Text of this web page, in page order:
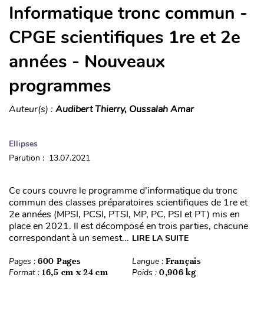
Informatique tronc commun -
CPGE scientifiques 1re et 2e
années - Nouveaux
programmes
Auteur(s) : Audibert Thierry, Oussalah Amar
Ellipses
Parution : 13.07.2021
Ce cours couvre le programme d’informatique du tronc
commun des classes préparatoires scientifiques de 1re et
2e années (MPSI, PCSI, PTSI, MP, PC, PSI et PT) mis en
place en 2021. Il est décomposé en trois parties, chacune
correspondant à un semest... LIRE LA SUITE
Pages : 600 Pages Langue : Français
Format : 16,5 cm x 24 cm Poids : 0,906 kg